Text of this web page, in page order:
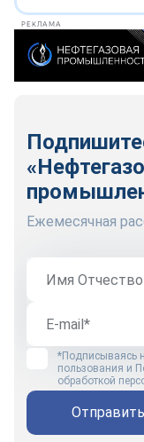
РЕКЛАМА
Ежемесячная
*Подписываясь
пользования и
обработкой
Отправить